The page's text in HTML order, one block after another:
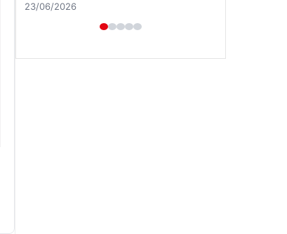
26/05/2026